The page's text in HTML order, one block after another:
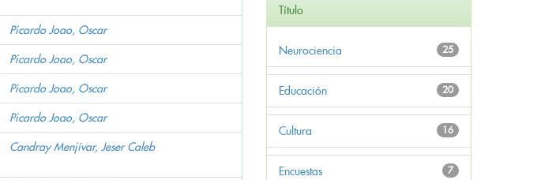
Picardo Joao, Oscar
Picardo Joao, Oscar
Picardo Joao, Oscar
Picardo Joao, Oscar
Candray Menjívar, Jeser Caleb
Título
25
Neurociencia
20
Educación
16
Cultura
7
Encuestas